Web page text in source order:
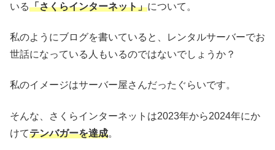
いる「さくらインターネット」について。
私のようにブログを書いていると、レンタルサーバーでお
世話になっている人もいるのではないでしょうか？
私のイメージはサーバー屋さんだったぐらいです。
そんな、さくらインターネットは2023年から2024年にか
けてテンバガーを達成。